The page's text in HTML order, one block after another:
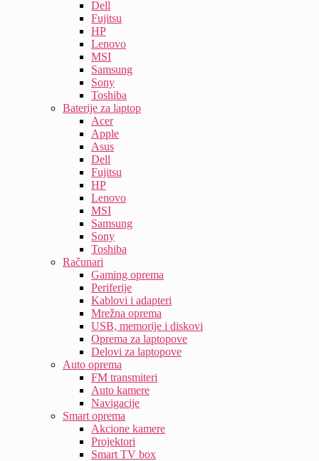
Dell
Fujitsu
HP
Lenovo
MSI
Samsung
Sony
Toshiba
Baterije za laptop
Acer
Apple
Asus
Dell
Fujitsu
HP
Lenovo
MSI
Samsung
Sony
Toshiba
Računari
Gaming oprema
Periferije
Kablovi i adapteri
Mrežna oprema
USB, memorije i diskovi
Oprema za laptopove
Delovi za laptopove
Auto oprema
FM transmiteri
Auto kamere
Navigacije
Smart oprema
Akcione kamere
Projektori
Smart TV box